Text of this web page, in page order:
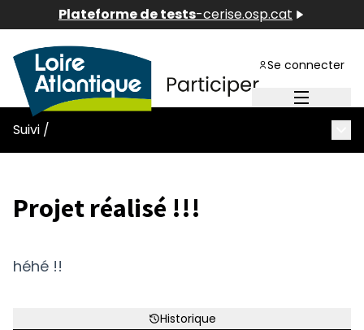
Plateforme de tests-cerise.osp.cat
Menu
Se connecter
Suivi /
Projet réalisé !!!
héhé !!
Historique